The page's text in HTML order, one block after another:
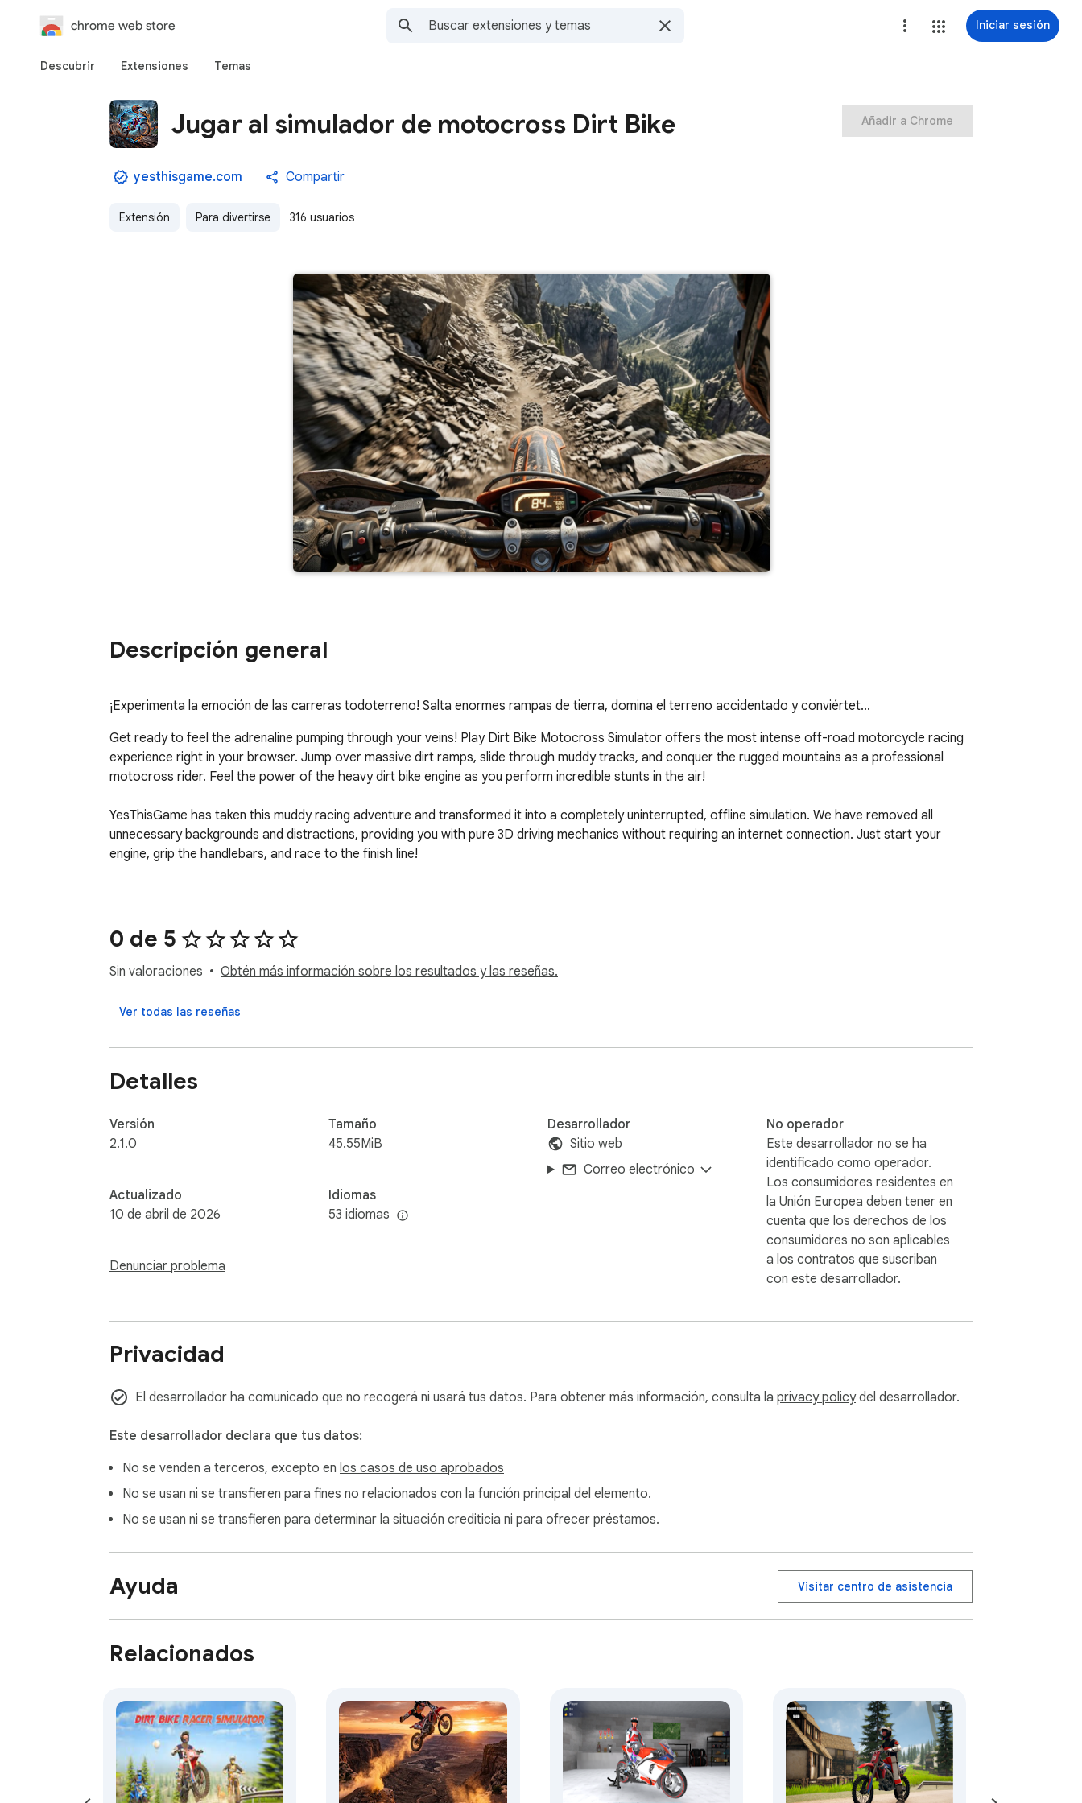
chrome web store Iniciar sesión
Descubrir Extensiones Temas
Jugar al simulador de motocross Dirt Bike
yesthisgame.com Compartir
Extensión Para divertirse 316 usuarios
Añadir a Chrome
Descripción general
¡Experimenta la emoción de las carreras todoterreno! Salta enormes rampas de tierra, domina el terreno accidentado y conviértet...
Get ready to feel the adrenaline pumping through your veins! Play Dirt Bike Motocross Simulator offers the most intense off-road motorcycle racing
experience right in your browser. Jump over massive dirt ramps, slide through muddy tracks, and conquer the rugged mountains as a professional
motocross rider. Feel the power of the heavy dirt bike engine as you perform incredible stunts in the air!
YesThisGame has taken this muddy racing adventure and transformed it into a completely uninterrupted, offline simulation. We have removed all
unnecessary backgrounds and distractions, providing you with pure 3D driving mechanics without requiring an internet connection. Just start your
engine, grip the handlebars, and race to the finish line!
0 de 5
Sin valoraciones Obtén más información sobre los resultados y las reseñas.
Ver todas las reseñas
Detalles
Versión
2.1.0
Actualizado
10 de abril de 2026
Denunciar problema
Tamaño
45.55MiB
Idiomas
53 idiomas
Desarrollador
Sitio web
Correo electrónico
No operador
Este desarrollador no se ha
identificado como operador.
Los consumidores residentes en
la Unión Europea deben tener en
cuenta que los derechos de los
consumidores no son aplicables
a los contratos que suscriban
con este desarrollador.
Privacidad
El desarrollador ha comunicado que no recogerá ni usará tus datos. Para obtener más información, consulta la privacy policydel desarrollador.
Este desarrollador declara que tus datos:
No se venden a terceros, excepto en los casos de uso aprobados
No se usan ni se transfieren para fines no relacionados con la función principal del elemento.
No se usan ni se transfieren para determinar la situación crediticia ni para ofrecer préstamos.
Ayuda Visitar centro de asistencia
Relacionados